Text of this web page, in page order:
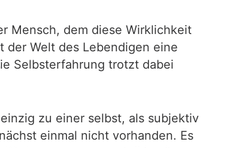
Mensch, dem diese Wirklichkeit
Welt des Lebendigen eine
Selbsterfahrung trotzt dabei
zu einer selbst, als subjektiv
einmal nicht vorhanden. Es